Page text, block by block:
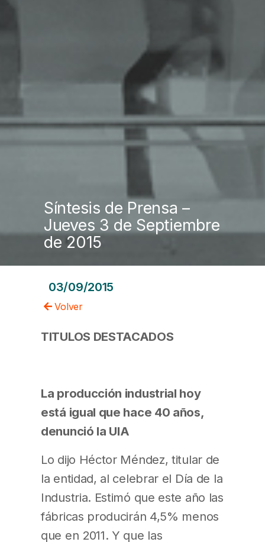
Síntesis de Prensa –
Jueves 3 de Septiembre
de 2015
03/09/2015
Volver
TITULOS DESTACADOS
La producción industrial hoy
está igual que hace 40 años,
denunció la UIA
Lo dijo Héctor Méndez, titular de
la entidad, al celebrar el Día de la
Industria. Estimó que este año las
fábricas producirán 4,5% menos
que en 2011. Y que las